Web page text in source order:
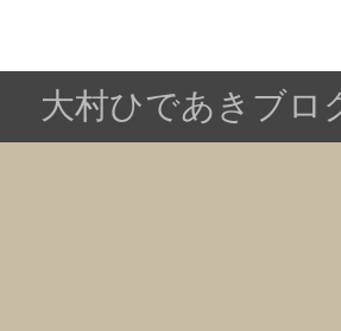
大村ひであきブロ